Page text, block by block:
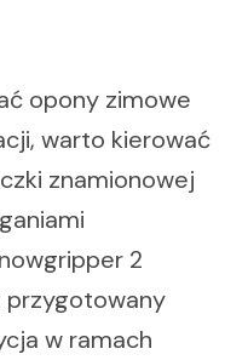
opony zimowe
warto kierować
znamionowej
2
przygotowany
w ramach